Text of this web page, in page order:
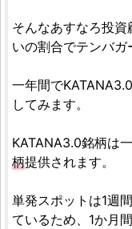
そんなあすなろ投
いの割合でテンバガ
一年間で
してみます。
KATANA3.0銘柄は
柄提供されます。
単発スポットは1週
ているため、1か月